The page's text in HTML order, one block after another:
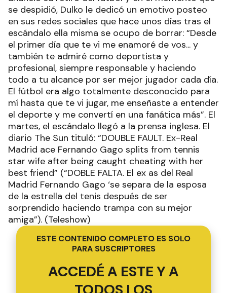
martes, el escándalo llegó a la prensa inglesa. El
diario The Sun tituló: “DOUBLE FAULT. Ex-Real
Madrid ace Fernando Gago splits from tennis
star wife after being caught cheating with her
best friend” (“DOBLE FALTA. El ex as del Real
Madrid Fernando Gago ‘se separa de la esposa
de la estrella del tenis después de ser
sorprendido haciendo trampa con su mejor
amiga”). (Teleshow)
ESTE CONTENIDO COMPLETO ES SOLO
PARA SUSCRIPTORES
ACCEDÉ A ESTE Y A
TODOS LOS
CONTENIDOS
EXCLUSIVOS
Suscribite y empezá a disfrutar
de todos los beneficios
$2000
Suscribite